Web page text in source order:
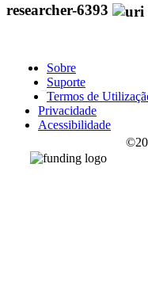
researcher-6393
Sobre
Suporte
Termos de
Privacidade
Acessibilidade